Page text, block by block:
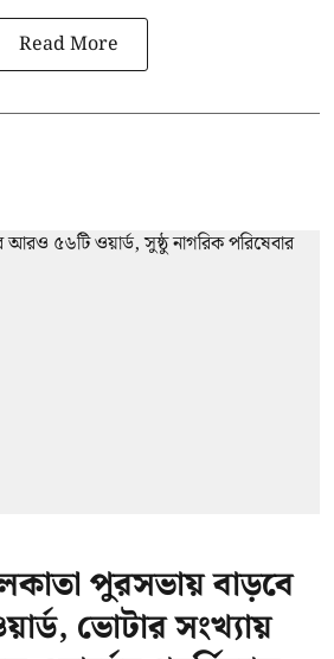
Read More
পুরসভায় বাড়বে
ভোটার সংখ্যায়